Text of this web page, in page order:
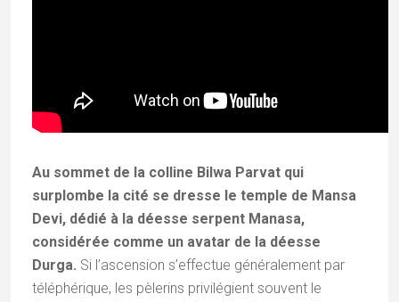
Au sommet de la colline Bilwa Parvat qui
surplombe la cité se dresse le temple de Mansa
Devi, dédié à la déesse serpent Manasa,
considérée comme un avatar de la déesse
Durga. Si l’ascension s’effectue généralement par
téléphérique, les pèlerins privilégient souvent le